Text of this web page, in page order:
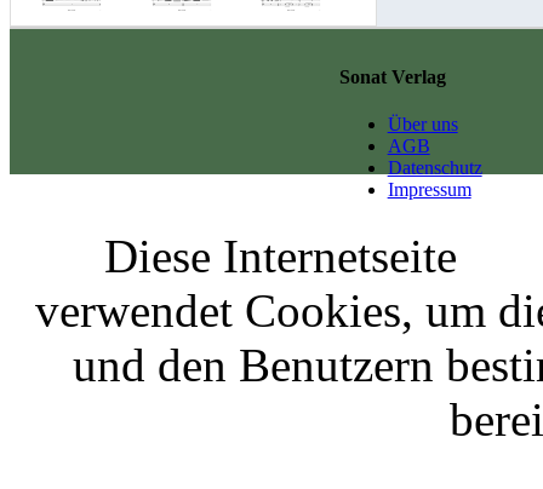
Sonat Verlag
Über uns
AGB
Datenschutz
Impressum
Diese Internetseite
verwendet Cookies, um
und den Benutzern